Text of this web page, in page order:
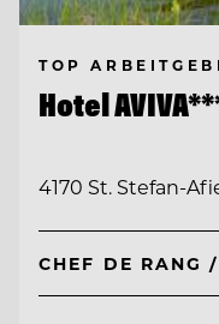
TOP
Hotel
4170 St. Stefan-